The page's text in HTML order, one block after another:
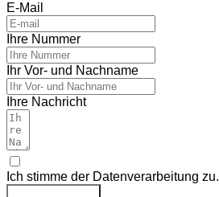
E-Mail
Ihre Nummer
Ihr Vor- und Nachname
Ihre Nachricht
Ich stimme der Datenverarbeitung zu.